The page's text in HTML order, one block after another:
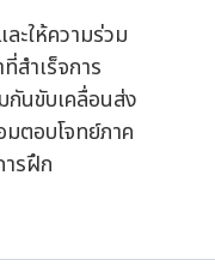
ะให้ความร่วม
สำเร็จการ
กันขับเคลื่อนส่ง
ตอบโจทย์ภาค
รฝึก